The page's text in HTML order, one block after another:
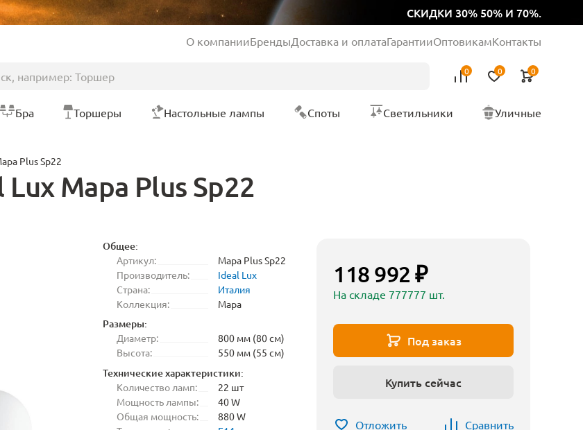
СКИДКИ 30% 50% И 70%.
О компанииБрендыДоставка и оплатаГарантииОптовикамКонтакты
0 0 0
Бра Торшеры Настольные лампы Споты Светильники Уличные
Plus Sp22
Mapa Plus Sp22
Общее:
Артикул:
Mapa Plus Sp22
Производитель:
Ideal Lux
Страна:
Италия
Коллекция:
Mapa
Размеры:
Диаметр:
800 мм (80 см)
Высота:
550 мм (55 см)
Технические характеристики:
Количество ламп:
22 шт
Мощность лампы:
40 W
Общая мощность:
880 W
118 992 ₽
На складе 777777 шт.
Под заказ
Купить сейчас
Отложить Сравнить